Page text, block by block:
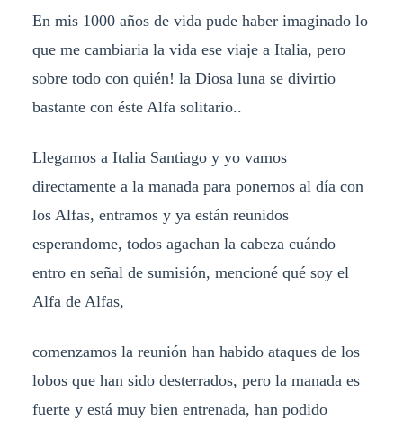
En mis 1000 años de vida pude haber imaginado lo
que me cambiaria la vida ese viaje a Italia, pero
sobre todo con quién! la Diosa luna se divirtio
bastante con éste Alfa solitario..
Llegamos a Italia Santiago y yo vamos
directamente a la manada para ponernos al día con
los Alfas, entramos y ya están reunidos
esperandome, todos agachan la cabeza cuándo
entro en señal de sumisión, mencioné qué soy el
Alfa de Alfas,
comenzamos la reunión han habido ataques de los
lobos que han sido desterrados, pero la manada es
fuerte y está muy bien entrenada, han podido